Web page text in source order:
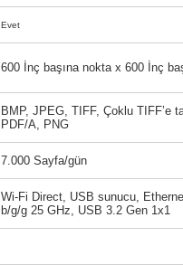
Evet
600 İnç başına nokta x 600 İnç
BMP, JPEG, TIFF, Çoklu TIFF’e
PDF/A, PNG
7.000 Sayfa/gün
Wi-Fi Direct, USB sunucu,
b/g/g 25 GHz, USB 3.2 Gen 1x1